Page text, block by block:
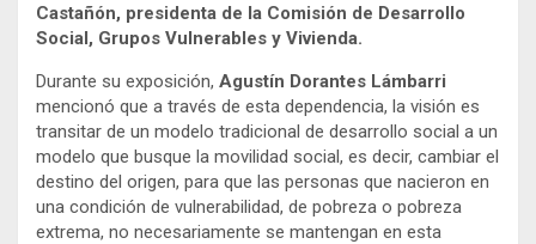
Castañón, presidenta de la Comisión de Desarrollo
Social, Grupos Vulnerables y Vivienda.
Durante su exposición, Agustín Dorantes Lámbarri
mencionó que a través de esta dependencia, la visión es
transitar de un modelo tradicional de desarrollo social a un
modelo que busque la movilidad social, es decir, cambiar el
destino del origen, para que las personas que nacieron en
una condición de vulnerabilidad, de pobreza o pobreza
extrema, no necesariamente se mantengan en esta